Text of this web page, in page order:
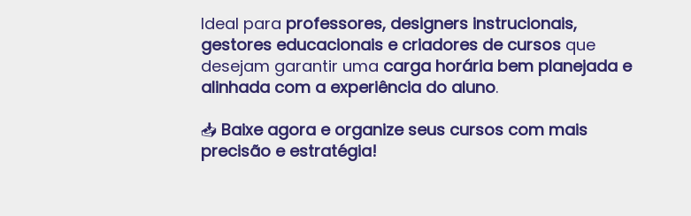
Ideal para professores, designers instrucionais,
gestores educacionais e criadores de cursos que
desejam garantir uma carga horária bem planejada e
alinhada com a experiência do aluno.
📥 Baixe agora e organize seus cursos com mais
precisão e estratégia!